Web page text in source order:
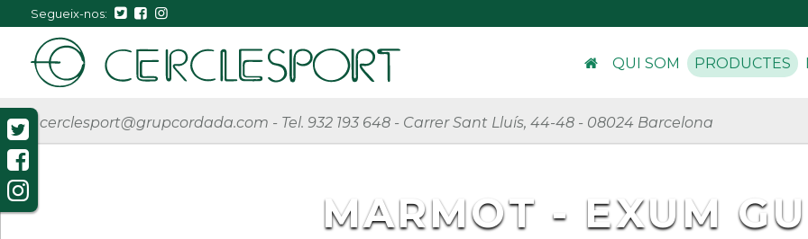
Segueix-nos:
QUI SOM PRODUCTES
cerclesport@grupcordada.com - Tel. 932 193 648 - Carrer Sant Lluís, 44-48 - 08024 Barcelona
MARMOT - EXUM